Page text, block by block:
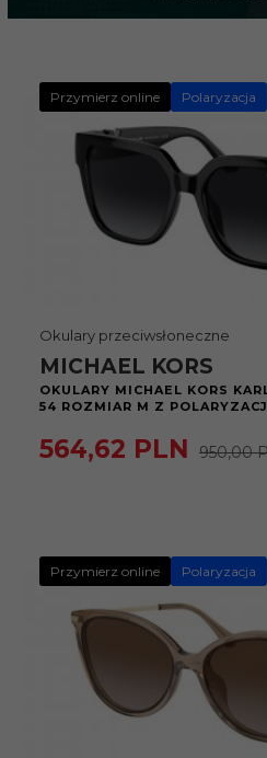
Przymierz online Polaryzacja
Okulary przeciwsłoneczne
MICHAEL KORS
OKULARY MICHAEL KORS
54 ROZMIAR M Z
564,62 PLN 950,00
Przymierz online Polaryzacja